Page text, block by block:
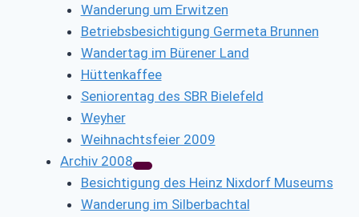
Wanderung um Erwitzen
Betriebsbesichtigung Germeta Brunnen
Wandertag im Bürener Land
Hüttenkaffee
Seniorentag des SBR Bielefeld
Weyher
Weihnachtsfeier 2009
Archiv 2008
Besichtigung des Heinz Nixdorf Museums
Wanderung im Silberbachtal